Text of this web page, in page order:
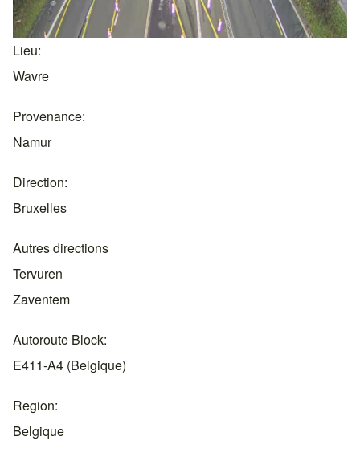
Lieu
Wavre
Provenance
Namur
Direction
Bruxelles
Autres directions
Tervuren
Zaventem
Autoroute Block
E411-A4 (Belgique)
Region
Belgique